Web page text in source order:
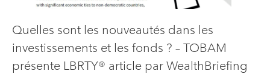
Quelles sont les nouveautés dans les
investissements et les fonds ? – TOBAM
présente LBRTY® article par WealthBriefing